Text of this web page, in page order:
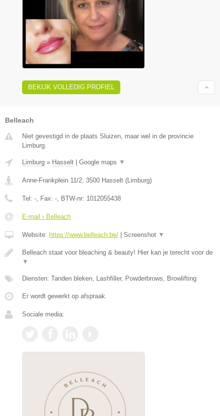
BEKIJK VOLLEDIG PROFIEL
Belleach
Niet gevestigd in de plaats Sluizen, maar wel in de provincie
Limburg.
Limburg » Hasselt Google maps ▼
Anne-Frankplein 11/2, 3500 Hasselt (Limburg)
Tel: -, Fax: -, BTW-nr: 1012055438
E-mail › Belleach
Website: https://www.belleach.be/ Screenshot ▼
Belleach staat voor bleaching & beauty! Hier kan je terecht voor de
▼
Diensten: Tanden bleken, Lashfiller, Powderbrows, Browlifting
Er wordt gewerkt op afspraak.
Sociale media: